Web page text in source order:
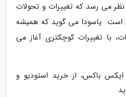
نظر می رسد که تغییرات و تحولات
است. یاسودا می گوید که همیشه
با تغییرات کوچکتری آغاز می
ایکس باکس، از خرید استودیو و